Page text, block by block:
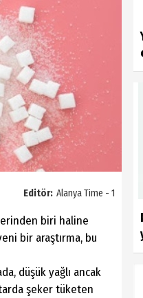
Editör: Alanya Time - 1
biri haline
bir araştırma, bu
düşük yağlı ancak
şeker tüketen